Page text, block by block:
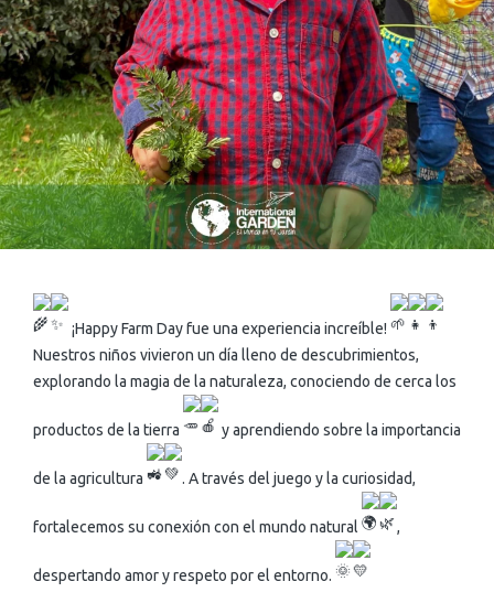
¡Happy Farm Day fue una experiencia increíble!
Nuestros niños vivieron un día lleno de descubrimientos,
explorando la magia de la naturaleza, conociendo de cerca los
productos de la tierra y aprendiendo sobre la importancia
de la agricultura . A través del juego y la curiosidad,
fortalecemos su conexión con el mundo natural ,
despertando amor y respeto por el entorno.